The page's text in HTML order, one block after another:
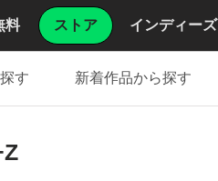
料 ストア インディーズ
す 新着作品から探す